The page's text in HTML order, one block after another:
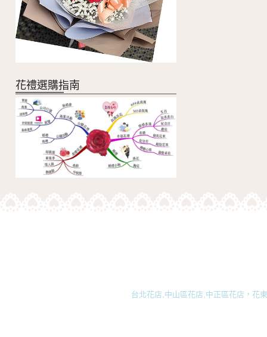
花禮選購指南
台北花店,中山區花店,中正區花店，花